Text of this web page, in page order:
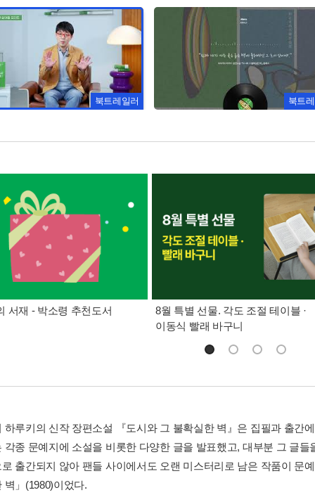
북트레일러 북트
서재 - 박소령 추천도서
8월 특별 선물. 각도 조절 테이블 ·
이동식 빨래 바구니
하루키의 신작 장편소설 『도시와 그 불확실한 벽』은 집필과 출간
각종 문예지에 소설을 비롯한 다양한 글을 발표했고, 대부분 그 글
출간되지 않아 팬들 사이에서도 오랜 미스터리로 남은 작품이 문
벽」(1980)이었다.